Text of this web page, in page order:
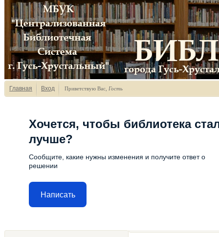
Главная Вход Приветствую Вас Гость
Хочется, чтобы библиотека
лучше?
Сообщите, какие нужны изменения и получите ответ о
решении
Написать